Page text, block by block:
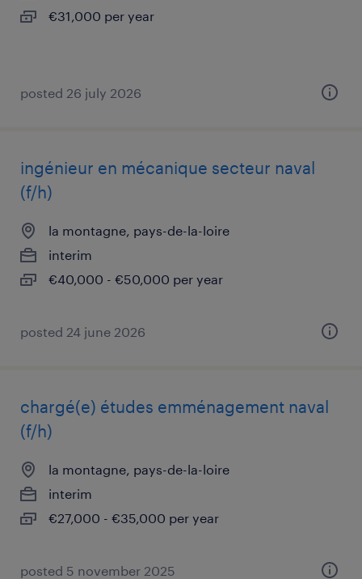
€31,000 per year
posted 26 july 2026
ingénieur en mécanique secteur naval
(f/h)
la montagne, pays-de-la-loire
interim
€40,000 - €50,000 per year
posted 24 june 2026
chargé(e) études emménagement naval
(f/h)
la montagne, pays-de-la-loire
interim
€27,000 - €35,000 per year
posted 5 november 2025